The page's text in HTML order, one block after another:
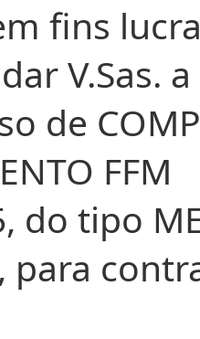
fins
V.Sas.
de
FFM
do tipo
para